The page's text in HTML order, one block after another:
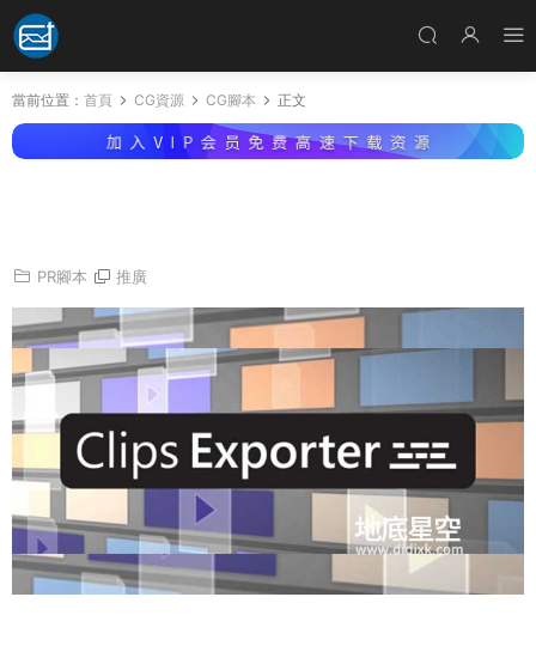
當前位置： 首頁 CG資源 CG腳本 正文
PR腳本 推廣